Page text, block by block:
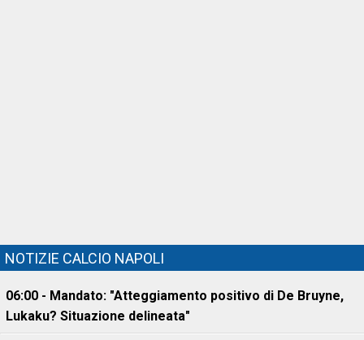
NOTIZIE CALCIO NAPOLI
06:00 - Mandato: "Atteggiamento positivo di De Bruyne,
Lukaku? Situazione delineata"